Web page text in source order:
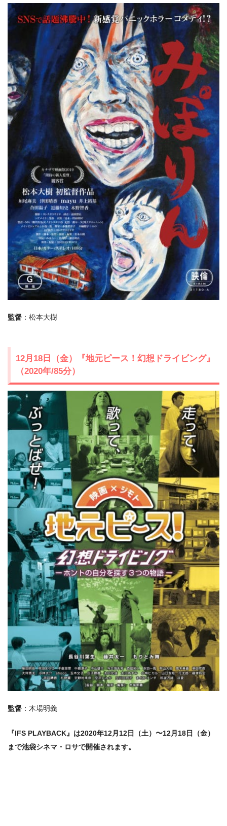
監督 ：松本大樹
12月18日（金）『地元ピース！幻想ドライビング』
（2020年/85分）
監督 ：木場明義
『IFS PLAYBACK』は2020年12月12日（土）〜12月18日（金）
まで池袋シネマ・ロサで開催されます。